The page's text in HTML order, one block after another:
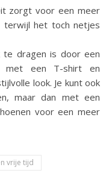
zorgt voor een meer
terwijl het toch netjes
te dragen is door een
met een T-shirt en
look. Je kunt ook
maar dan met een
voor een meer
vrije tijd